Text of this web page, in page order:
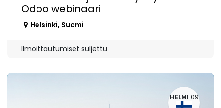
Odoo webinaari
Helsinki, Suomi
Ilmoittautumiset suljettu
HELMI 09